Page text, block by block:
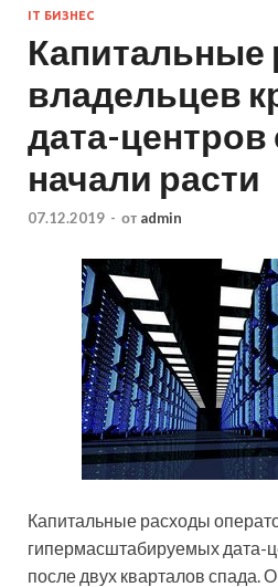
IT БИЗНЕС
Капитальные
владельцев
дата-центров
начали расти
07.12.2019 - от admin
Капитальные расходы
гипермасштабируемых дата-
после двух кварталов спада.